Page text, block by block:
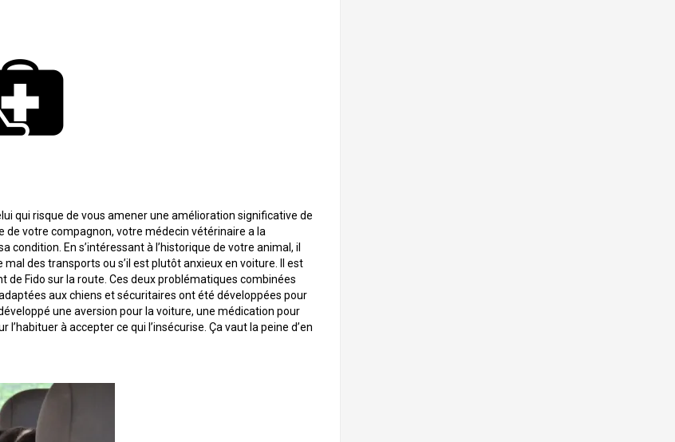
qui risque de vous amener une amélioration significative de
de votre compagnon, votre médecin vétérinaire a la
En s’intéressant à l’historique de votre animal, il
des transports ou s’il est plutôt anxieux en voiture. Il est
Fido sur la route. Ces deux problématiques combinées
aux chiens et sécuritaires ont été développées pour
une aversion pour la voiture, une médication pour
à accepter ce qui l’insécurise. Ça vaut la peine d’en